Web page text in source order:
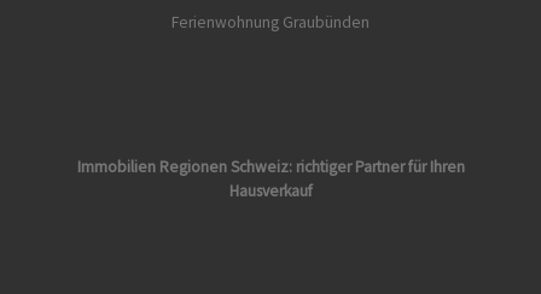
Ferienwohnung Graubünden
Immobilien Regionen Schweiz: richtiger Partner für Ihren
Hausverkauf